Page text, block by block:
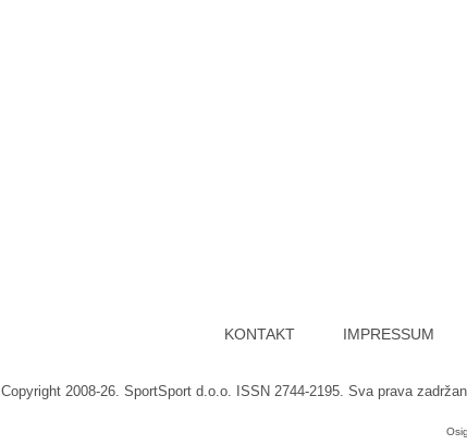
KONTAKT IMPRESSUM
Copyright 2008-26. SportSport d.o.o. ISSN 2744-2195. Sva prava